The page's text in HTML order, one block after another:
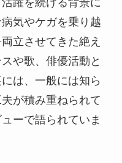
躍を続ける背景に
気やケガを乗り越
立させてきた絶え
や歌、俳優活動と
は、一般には知ら
が積み重ねられて
ーで語られていま